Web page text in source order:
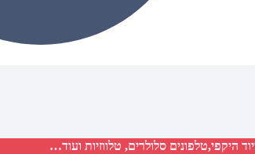
סלולרים, טלווזיות ועוד…